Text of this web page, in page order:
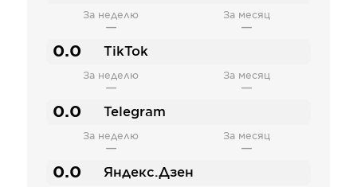
За неделю
—
За месяц
—
0.0 TikTok
За неделю
—
За месяц
—
0.0 Telegram
За неделю
—
За месяц
—
0.0 Яндекс.Дзен